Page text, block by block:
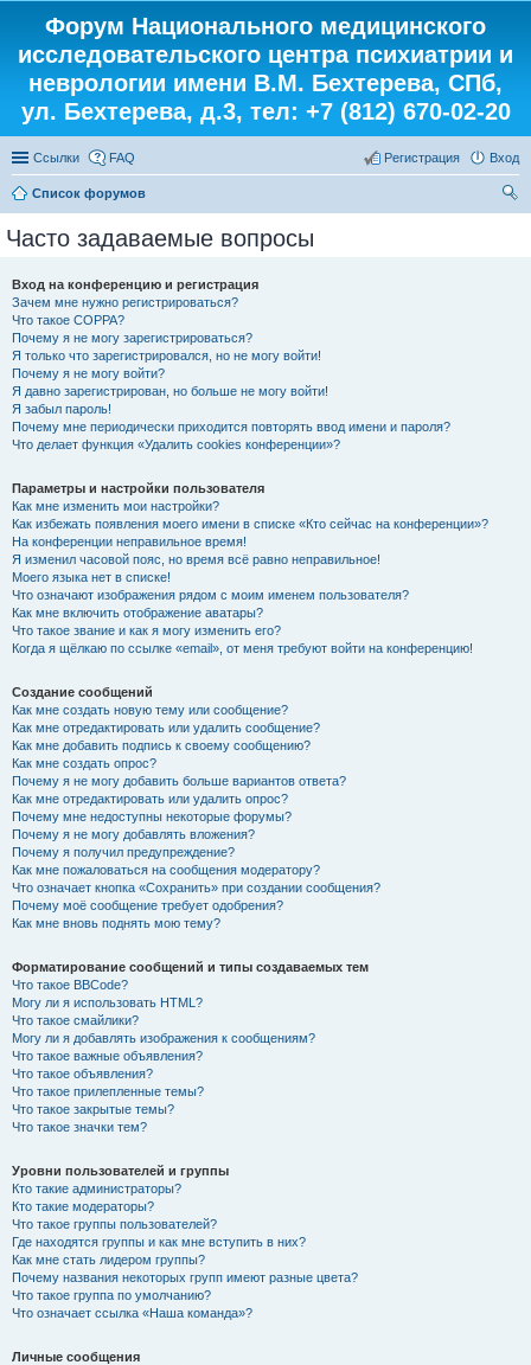
Форум Национального медицинского
исследовательского центра психиатрии и
неврологии имени В.М. Бехтерева, СПб,
ул. Бехтерева, д.3, тел: +7 (812) 670-02-20
Ссылки FAQ Вход
Регистрация
Список форумов
Часто задаваемые вопросы
Вход на конференцию и регистрация
Зачем мне нужно регистрироваться?
Что такое COPPA?
Почему я не могу зарегистрироваться?
Я только что зарегистрировался, но не могу войти!
Почему я не могу войти?
Я давно зарегистрирован, но больше не могу войти!
Я забыл пароль!
Почему мне периодически приходится повторять ввод имени и пароля?
Что делает функция «Удалить cookies конференции»?
Параметры и настройки пользователя
Как мне изменить мои настройки?
Как избежать появления моего имени в списке «Кто сейчас на конференции»?
На конференции неправильное время!
Я изменил часовой пояс, но время всё равно неправильное!
Моего языка нет в списке!
Что означают изображения рядом с моим именем пользователя?
Как мне включить отображение аватары?
Что такое звание и как я могу изменить его?
Когда я щёлкаю по ссылке «email», от меня требуют войти на конференцию!
Создание сообщений
Как мне создать новую тему или сообщение?
Как мне отредактировать или удалить сообщение?
Как мне добавить подпись к своему сообщению?
Как мне создать опрос?
Почему я не могу добавить больше вариантов ответа?
Как мне отредактировать или удалить опрос?
Почему мне недоступны некоторые форумы?
Почему я не могу добавлять вложения?
Почему я получил предупреждение?
Как мне пожаловаться на сообщения модератору?
Что означает кнопка «Сохранить» при создании сообщения?
Почему моё сообщение требует одобрения?
Как мне вновь поднять мою тему?
Форматирование сообщений и типы создаваемых тем
Что такое BBCode?
Могу ли я использовать HTML?
Что такое смайлики?
Могу ли я добавлять изображения к сообщениям?
Что такое важные объявления?
Что такое объявления?
Что такое прилепленные темы?
Что такое закрытые темы?
Что такое значки тем?
Уровни пользователей и группы
Кто такие администраторы?
Кто такие модераторы?
Что такое группы пользователей?
Где находятся группы и как мне вступить в них?
Как мне стать лидером группы?
Почему названия некоторых групп имеют разные цвета?
Что такое группа по умолчанию?
Что означает ссылка «Наша команда»?
Личные сообщения